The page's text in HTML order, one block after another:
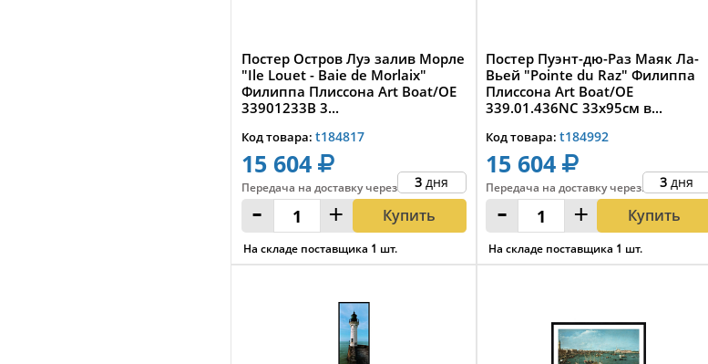
Постер Остров Луэ залив Морле
"Ile Louet - Baie de Morlaix"
Филиппа Плиссона Art Boat/OE
33901233B 3...
Код товара: t184817
15 604
Передача на доставкучерез: 3 дня
- + Купить
На складе поставщика 1 шт.
Постер Пуэнт-дю-Раз Маяк Ла-
Вьей "Pointe du Raz" Филиппа
Плиссона Art Boat/OE
339.01.436NС 33x95cм в...
Код товара:t184992
15 604
Передача на доставкучерез: 3 дня
- + Купить
На складе поставщика 1 шт.